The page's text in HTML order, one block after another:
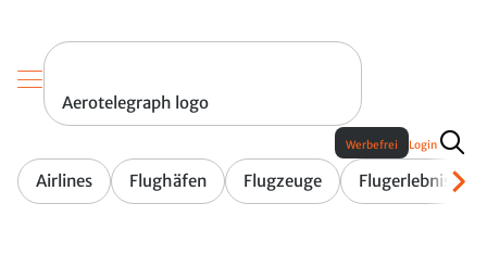
Aerotelegraph logo
Airlines Flughäfen Flugzeuge Flugerlebnis
Werbefrei Login